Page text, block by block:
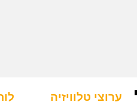
ערוצי טלוויזיה